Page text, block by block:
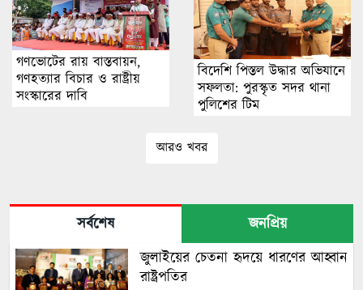
গণভোটের রায় বাস্তবায়ন,
গণহত্যার বিচার ও রাষ্ট্রীয়
সংস্কারের দাবি
বিদেশি পিস্তল উদ্ধার অভিযানে
সফলতা: পুরস্কৃত সদর থানা
পুলিশের টিম
আরও খবর
সর্বশেষ
জনপ্রিয়
জুলাইয়ের চেতনা হৃদয়ে ধারণের আহ্বান
রাষ্ট্রপতির